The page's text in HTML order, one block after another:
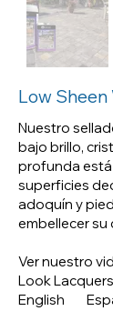
Nuestro
solvente,
diseñado
adoquín y
realzar y
natural.
Low
Nuestro
bajo brillo,
profunda
superficies
adoquín y
embellecer su
Ver nuestro
Look
English